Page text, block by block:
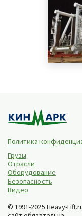
Политика
Грузы
Отрасли
Оборудование
Безопасность
Видео
© 1991-2025 Heavy-